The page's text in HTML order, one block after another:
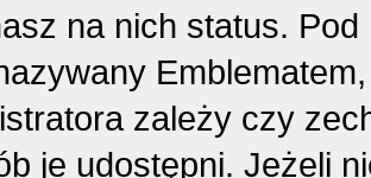
na nich status.
zależy czy
je udostępni. Jeżeli